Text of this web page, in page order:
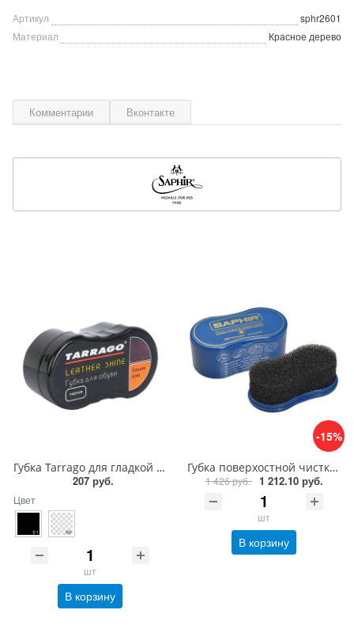
Артикул
sphr2601
Материал
Красное дерево
Комментарии Вконтакте
Губка Tarrago для гладкой кожи силикон1
207 руб.
Цвет
шт
В корзину
-15%
Губка поверхостной чистки замши, велюра Saphir Nettoyant cleaner
1 426 руб. 1 212.10 руб.
шт
В корзину